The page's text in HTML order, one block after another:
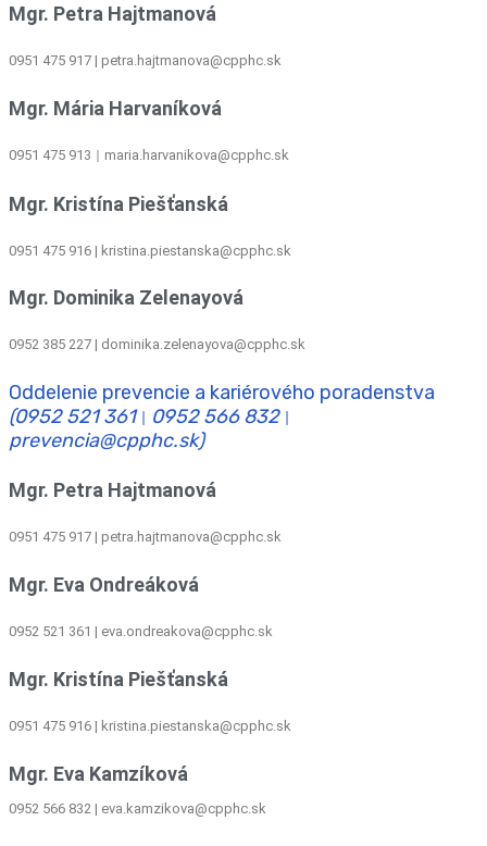
Mgr. Petra Hajtmanová
0951 475 917 | petra.hajtmanova@cpphc.sk
Mgr. Mária Harvaníková
0951 475 913 maria.harvanikova@cpphc.sk
Mgr. Kristína Piešťanská
0951 475 916 | kristina.piestanska@cpphc.sk
Mgr. Dominika Zelenayová
0952 385 227 | dominika.zelenayova@cpphc.sk
Oddelenie prevencie a kariérového poradenstva
(0952 521 361
0952 566 832
prevencia@cpphc.sk)
Mgr. Petra Hajtmanová
0951 475 917 | petra.hajtmanova@cpphc.sk
Mgr. Eva Ondreáková
0952 521 361 | eva.ondreakova@cpphc.sk
Mgr. Kristína Piešťanská
0951 475 916 | kristina.piestanska@cpphc.sk
Mgr. Eva Kamzíková
0952 566 832 | eva.kamzikova@cpphc.sk